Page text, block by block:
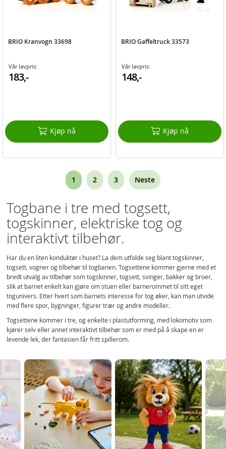
BRIO Kranvogn 33698
Vår lavpris:
183,-
Kjøp nå
BRIO Gaffeltruck 33573
Vår lavpris:
148,-
Kjøp nå
Page
You're
reading
page
1 Page
2 Page
3 Neste
Togbane i tre med togsett,
togskinner, elektriske tog og
interaktivt tilbehør.
Har du en liten konduktør i huset? La dem utfolde seg blant togskinner,
togsett, vogner og tilbehør til togbanen. Togsettene kommer gjerne med et
bredt utvalg av tilbehør som togskinner, togsett, svinger, bakker og broer,
slik at barnet enkelt kan gjøre om stuen eller barnerommet til sitt eget
togunivers. Etter hvert som barnets interesse for tog øker, kan man utvide
med flere spor, bygninger, figurer trær og andre modeller.
Togsettene kommer i tre, og enkelte i plastutforming, med lokomotiv som
kjører selv eller annet interaktivt tilbehør som er med på å skape en er
levende lek, der fantasien får fritt spillerom.